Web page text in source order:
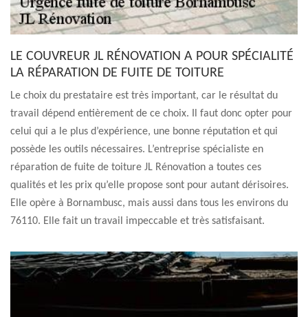
LE COUVREUR JL RÉNOVATION A POUR SPÉCIALITÉ
LA RÉPARATION DE FUITE DE TOITURE
Le choix du prestataire est très important, car le résultat du
travail dépend entièrement de ce choix. Il faut donc opter pour
celui qui a le plus d’expérience, une bonne réputation et qui
possède les outils nécessaires. L’entreprise spécialiste en
réparation de fuite de toiture JL Rénovation a toutes ces
qualités et les prix qu’elle propose sont pour autant dérisoires.
Elle opère à Bornambusc, mais aussi dans tous les environs du
76110. Elle fait un travail impeccable et très satisfaisant.